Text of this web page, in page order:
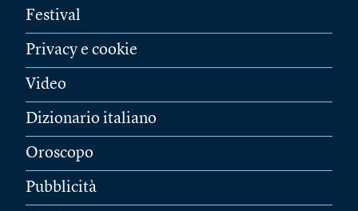
Festival
Privacy e cookie
Video
Dizionario italiano
Oroscopo
Pubblicità